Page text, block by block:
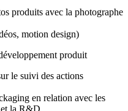
produits avec la photographe
motion design)
produit
le suivi des actions
en relation avec les